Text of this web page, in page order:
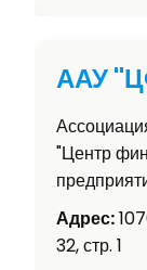
ААУ
"Центр
Адрес:
32, стр. 1